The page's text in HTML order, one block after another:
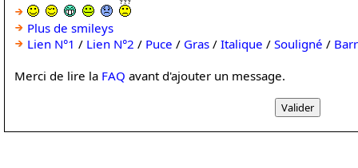
Plus de smileys
Lien N°1 / Lien N°2 / Puce / Gras / Italique / Souligné /
Merci de lire la FAQ avant d'ajouter un message.